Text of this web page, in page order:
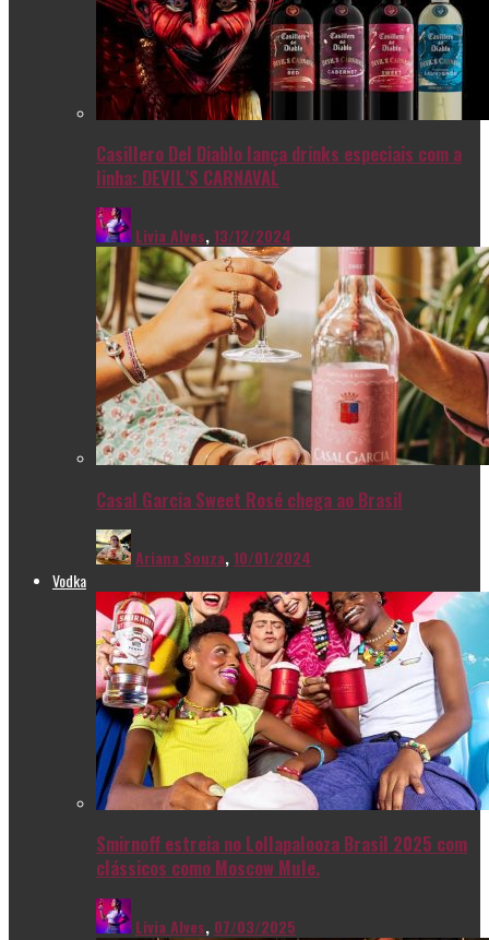
Casillero Del Diablo lança drinks especiais com a
linha: DEVIL’S CARNAVAL
Livia Alves,13/12/2024
Casal Garcia Sweet Rosé chega ao Brasil
Ariana Souza,10/01/2024
Vodka
Smirnoff estreia no Lollapalooza Brasil 2025 com
clássicos como Moscow Mule.
Livia Alves, 07/03/2025